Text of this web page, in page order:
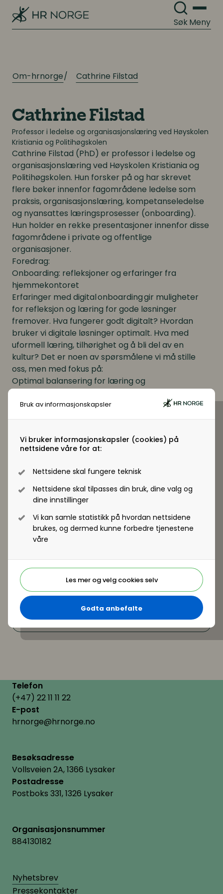
Bruk av informasjonskapsler
Vi bruker informasjonskapsler (cookies) på
nettsidene våre for at:
Nettsidene skal fungere teknisk
Nettsidene skal tilpasses din bruk, dine valg og
dine innstillinger
Vi kan samle statistikk på hvordan nettsidene
brukes, og dermed kunne forbedre tjenestene
våre
Les mer og velg cookies selv
Godta anbefalte
SøkMeny
Digitale løsninger i virksomheten
Digitale løsninger i virksomheten
Om-hrnorge Cathrine Filstad
Cathrine Filstad
Professor i ledelse og organisasjonslæring ved Høyskolen
Kristiania og Politihøgskolen
Cathrine Filstad (PhD) er professor i ledelse og
organisasjonslæring ved Høyskolen Kristiania og
Politihøgskolen. Hun forsker på og har skrevet
flere bøker innenfor fagområdene ledelse som
praksis, organisasjonslæring, kompetanseledelse
og nyansattes læringsprosesser (onboarding).
Hun holder en rekke presentasjoner innenfor disse
fagområdene i private og offentlige
organisasjoner.
Foredrag:
Onboarding: refleksjoner og erfaringer fra
hjemmekontoret
Erfaringer med digital onboarding gir muligheter
for refleksjon og læring for gode løsninger
fremover. Hva fungerer godt digitalt? Hvordan
bruker vi digitale løsninger optimalt. Hva med
uformell læring, tilhørighet og å bli del av en
kultur? Det er noen av spørsmålene vi må stille
oss, men med fokus på:
Optimal balansering for læring og
Refleksjoner og erfaringslæring for hybride
løsninger
kultur
Telefon
(+47) 22 11 11 22
E-post
hrnorge@hrnorge.no
Besøksadresse
Vollsveien 2A, 1366 Lysaker
Postadresse
Postboks 331, 1326 Lysaker
Organisasjonsnummer
884130182
Nyhetsbrev
Pressekontakter